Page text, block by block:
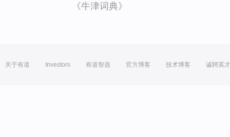
《牛津词典》
关于有道 Investors 有道智选 官方博客 技术博客 诚聘英才